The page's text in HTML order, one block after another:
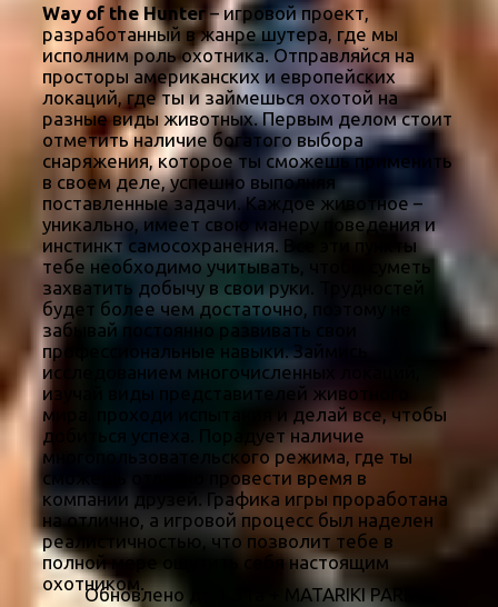
Way of the Hunter– игровой проект,
разработанный в жанре шутера, где мы
исполним роль охотника. Отправляйся на
просторы американских и европейских
локаций, где ты и займешься охотой на
разные виды животных. Первым делом стоит
отметить наличие богатого выбора
снаряжения, которое ты сможешь применить
в своем деле, успешно выполняя
поставленные задачи. Каждое животное –
уникально, имеет свою манеру поведения и
инстинкт самосохранения. Все эти пункты
тебе необходимо учитывать, чтобы суметь
захватить добычу в свои руки. Трудностей
будет более чем достаточно, поэтому не
забывай постоянно развивать свои
профессиональные навыки. Займись
исследованием многочисленных локаций,
изучай виды представителей животного
мира, проходи испытания и делай все, чтобы
добиться успеха. Порадует наличие
многопользовательского режима, где ты
сможешь отлично провести время в
компании друзей. Графика игры проработана
на отлично, а игровой процесс был наделен
реалистичностью, что позволит тебе в
полной мере ощутить себя настоящим
охотником.
Обновлено до 1.31a + MATARIKI PARK